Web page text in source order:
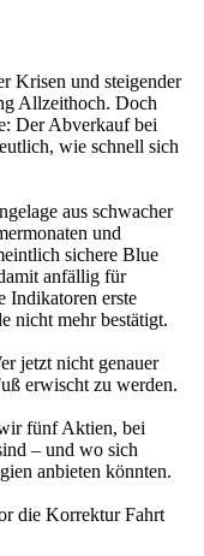
Krisen und steigender
Allzeithoch. Doch
Der Abverkauf bei
wie schnell sich
aus schwacher
und
sichere Blue
anfällig für
Indikatoren erste
nicht mehr bestätigt.
jetzt nicht genauer
erwischt zu werden.
fünf Aktien, bei
– und wo sich
anbieten könnten.
die Korrektur Fahrt